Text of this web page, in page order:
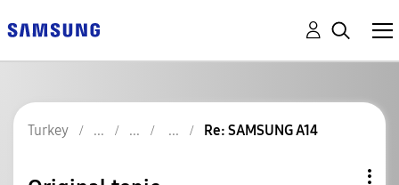
Turkey Re: SAMSUNG A14